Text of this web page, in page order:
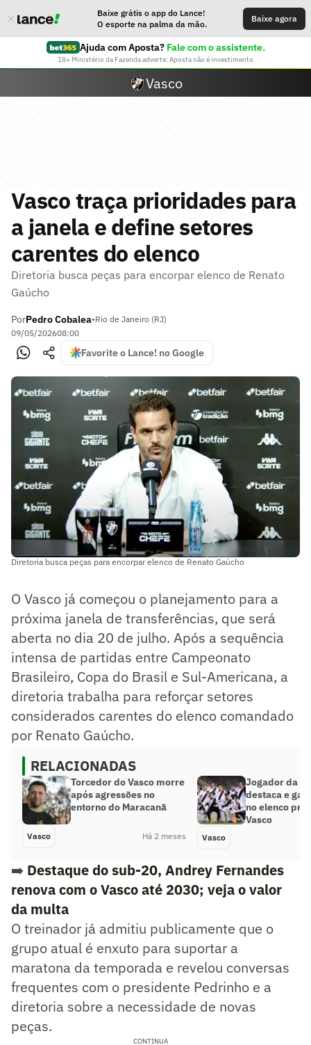
Baixe grátis o app do Lance!
O esporte na palma da mão.
Baixe agora
Ajuda com Aposta? Fale com o assistente.
18+ Ministério da Fazenda adverte: Aposta não é investimento
Vasco
Vasco traça prioridades para
a janela e define setores
carentes do elenco
Diretoria busca peças para encorpar elenco de Renato
Gaúcho
PorPedro Cobalea•Rio de Janeiro (RJ)
09/05/202608:00
Favorite o Lance! no Google
Diretoria busca peças para encorpar elenco de Renato Gaúcho
O Vasco já começou o planejamento para a
próxima janela de transferências, que será
aberta no dia 20 de julho. Após a sequência
intensa de partidas entre Campeonato
Brasileiro, Copa do Brasil e Sul-Americana, a
diretoria trabalha para reforçar setores
considerados carentes do elenco comandado
por Renato Gaúcho.
RELACIONADAS
Torcedor do Vasco morre
após agressões no
entorno do Maracanã
Vasco Há 2 meses
Jogador da
destaca e
no elenco
Vasco
Vasco
➡️ Destaque do sub-20, Andrey Fernandes
renova com o Vasco até 2030; veja o valor
da multa
O treinador já admitiu publicamente que o
grupo atual é enxuto para suportar a
maratona da temporada e revelou conversas
frequentes com o presidente Pedrinho e a
diretoria sobre a necessidade de novas
peças.
CONTINUA